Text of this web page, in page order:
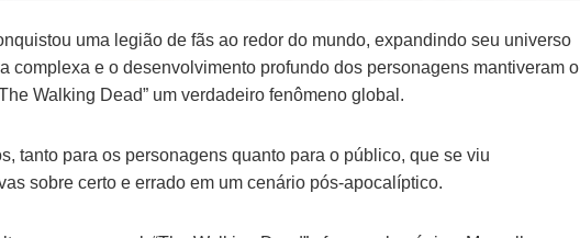
uma legião de fãs ao redor do mundo, expandindo seu universo
complexa e o desenvolvimento profundo dos personagens mantiveram o
Walking Dead” um verdadeiro fenômeno global.
tanto para os personagens quanto para o público, que se viu
sobre certo e errado em um cenário pós-apocalíptico.